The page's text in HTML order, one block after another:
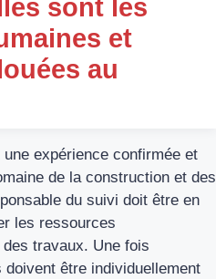
sont les
et
au
expérience confirmée et
de la construction et des
du suivi doit être en
les ressources
des travaux. Une fois
être individuellement